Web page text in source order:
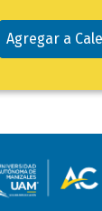
Agregar a